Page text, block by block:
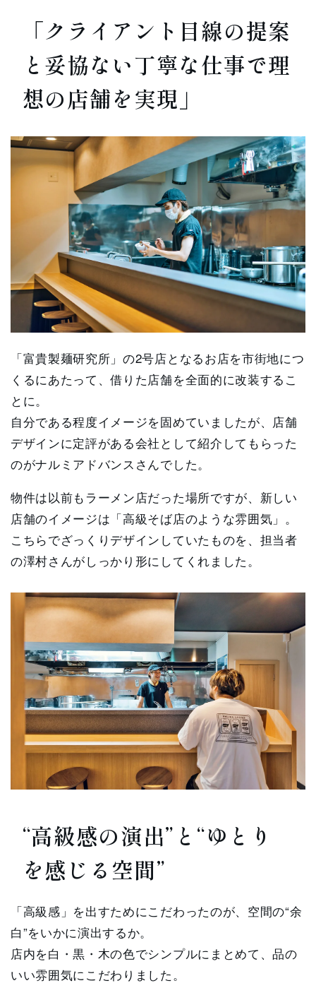
「クライアント目線の提案
と妥協ない丁寧な仕事で理
想の店舗を実現」
「富貴製麺研究所」の2号店となるお店を市街地につ
くるにあたって、借りた店舗を全面的に改装するこ
とに。
自分である程度イメージを固めていましたが、店舗
デザインに定評がある会社として紹介してもらった
のがナルミアドバンスさんでした。
物件は以前もラーメン店だった場所ですが、新しい
店舗のイメージは「高級そば店のような雰囲気」。
こちらでざっくりデザインしていたものを、担当者
の澤村さんがしっかり形にしてくれました。
“高級感の演出”と“ゆとり
を感じる空間”
「高級感」を出すためにこだわったのが、空間の“余
白”をいかに演出するか。
店内を白・黒・木の色でシンプルにまとめて、品の
いい雰囲気にこだわりました。